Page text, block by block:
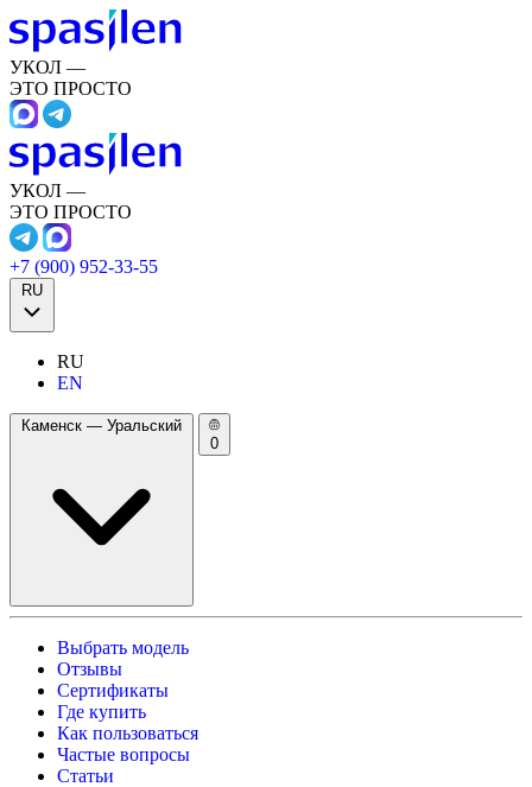
УКОЛ —
ЭТО ПРОСТО
УКОЛ —
ЭТО ПРОСТО
+7 (900) 952-33-55
RU
RU
EN
Каменск — Уральский
0
Выбрать модель
Отзывы
Сертификаты
Где купить
Как пользоваться
Частые вопросы
Статьи